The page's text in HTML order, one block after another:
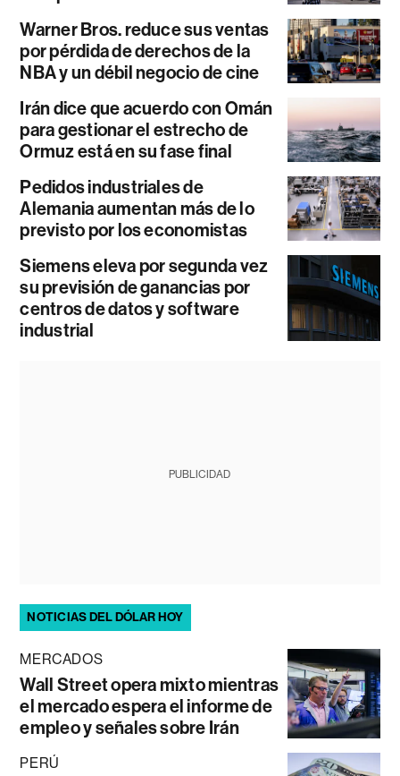
Warner Bros. reduce sus ventas
por pérdida de derechos de la
NBA y un débil negocio de cine
Irán dice que acuerdo con Omán
para gestionar el estrecho de
Ormuz está en su fase final
Pedidos industriales de
Alemania aumentan más de lo
previsto por los economistas
Siemens eleva por segunda vez
su previsión de ganancias por
centros de datos y software
industrial
PUBLICIDAD
NOTICIAS DEL DÓLAR HOY
MERCADOS
Wall Street opera mixto mientras
el mercado espera el informe de
empleo y señales sobre Irán
PERÚ